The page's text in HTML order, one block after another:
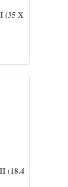
(35 Χ
(18.4